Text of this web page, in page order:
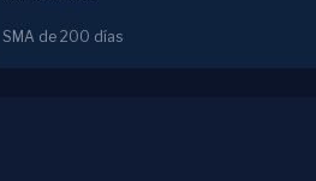
SMA de 200 días